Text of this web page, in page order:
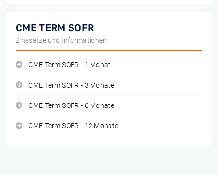
CME TERM SOFR
Zinssätze und Informationen
CME Term SOFR - 1 Monat
CME Term SOFR - 3 Monate
CME Term SOFR - 6 Monate
CME Term SOFR - 12 Monate